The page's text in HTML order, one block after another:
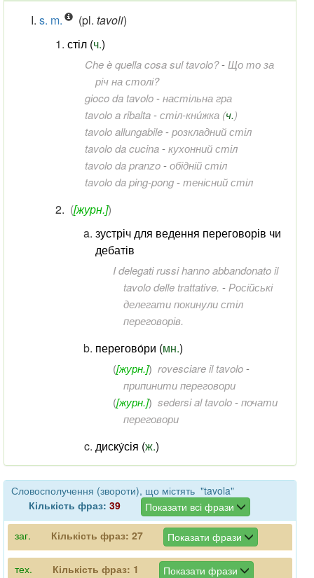
s. m. (pl. tavoli)
стіл (ч.)
Che è quella cosa sul tavolo?-Що то за
річ на столі?
gioco da tavolo-настільна гра
tavolo a ribalta-стіл-кни́жка (ч.)
tavolo allungabile-розкладний стіл
tavolo da cucina-кухонний стіл
tavolo da pranzo-обідній стіл
tavolo da ping-pong-тенісний стіл
([журн.])
зустріч для ведення переговорів чи
дебатів
I delegati russi hanno abbandonato il
tavolo delle trattative. -Російські
делегати покинули стіл
переговорів.
перегово́ри (мн.)
([журн.]) rovesciare il tavolo-
припинити переговори
([журн.]) sedersi al tavolo-почати
переговори
диску́сія (ж.)
Словосполучення (звороти), що містять "tavola"
Кількість фраз: 39 Показати всі фрази
заг. Кількість фраз: 27 Показати фрази
тех. Кількість фраз: 1 Показати фрази